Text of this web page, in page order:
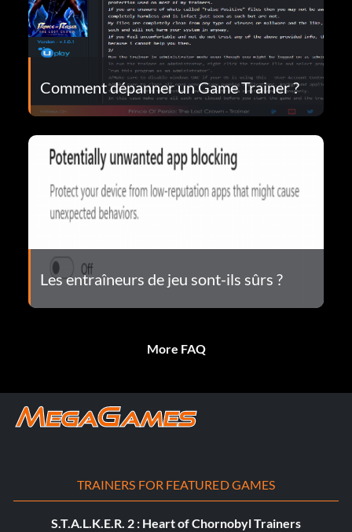
Comment dépanner un Game Trainer ?
Les entraîneurs de jeu sont-ils sûrs ?
More FAQ
TRAINERS FOR FEATURED GAMES
S.T.A.L.K.E.R. 2 : Heart of Chornobyl Trainers